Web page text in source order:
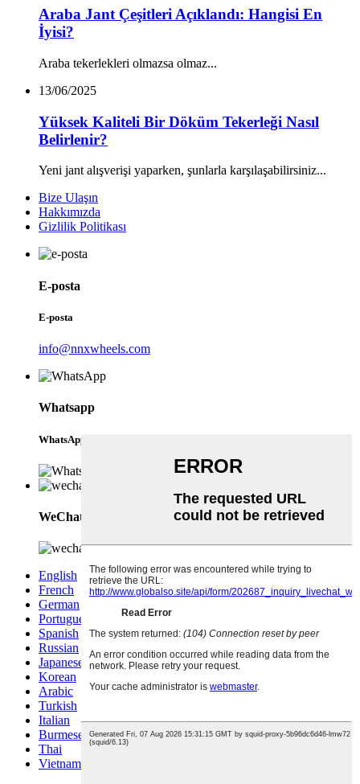
Araba Jant Çeşitleri Açıklandı: Hangisi En
İyisi?
Araba tekerlekleri olmazsa olmaz...
13/06/2025
Yüksek Kaliteli Bir Döküm Tekerleği Nasıl
Belirlenir?
Yeni jant alışverişi yaparken, şunlarla karşılaşabilirsiniz...
Bize Ulaşın
Hakkımızda
Gizlilik Politikası
E-posta
E-posta
info@nnxwheels.com
Whatsapp
WhatsApp
WeChat
English
French
German
Portuguese
Spanish
Russian
Japanese
Korean
Arabic
Turkish
Italian
Burmese
Thai
Vietnamese